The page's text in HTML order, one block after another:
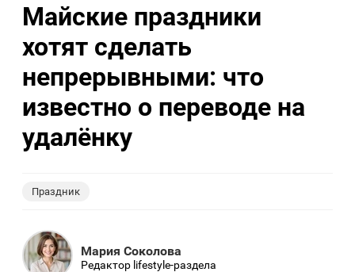
Майские праздники
хотят сделать
непрерывными: что
известно о переводе на
удалёнку
Праздник
Мария Соколова
Редактор lifestyle-раздела